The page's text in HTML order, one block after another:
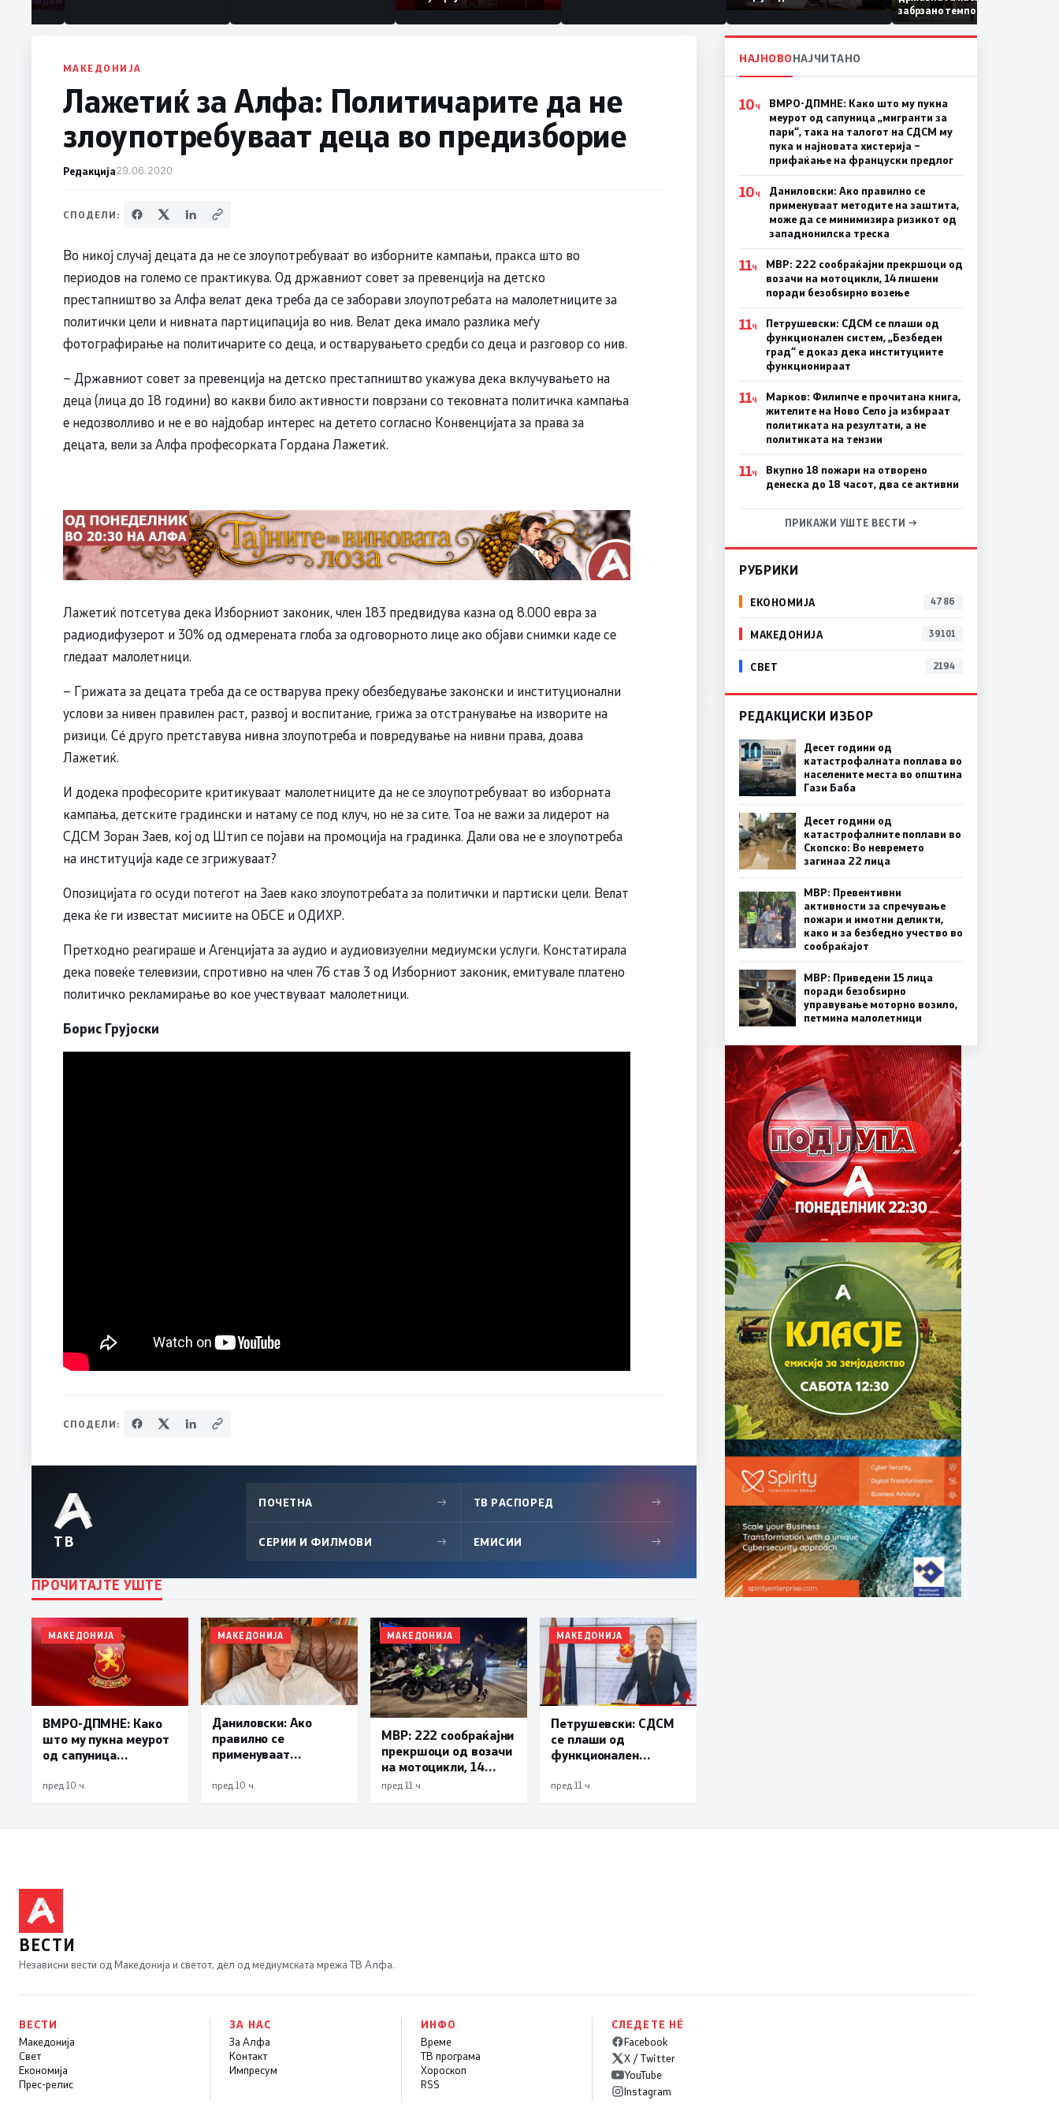
Коридор 8, Македонија
станува раскрсница на
Балканот
забрзано темпо
МАКЕДОНИЈА
Лажетиќ за Алфа: Политичарите да не
злоупотребуваат деца во предизборие
Редакција29.06.2020
СПОДЕЛИ:
Во никој случај децата да не се злоупотребуваат во изборните кампањи, пракса што во
периодов на големо се практикува. Од државниот совет за превенција на детско
престапништво за Алфа велат дека треба да се заборави злоупотребата на малолетниците за
политички цели и нивната партиципација во нив. Велат дека имало разлика меѓу
фотографирање на политичарите со деца, и остварувањето средби со деца и разговор со нив.
– Државниот совет за превенција на детско престапништво укажува дека вклучувањето на
деца (лица до 18 години) во какви било активности поврзани со тековната политичка кампања
е недозволливо и не е во најдобар интерес на детето согласно Конвенцијата за права за
децата, вели за Алфа професорката Гордана Лажетиќ.
Лажетиќ потсетува дека Изборниот законик, член 183 предвидува казна од 8.000 евра за
радиодифузерот и 30% од одмерената глоба за одговорното лице ако објави снимки каде се
гледаат малолетници.
– Грижата за децата треба да се остварува преку обезбедување законски и институционални
услови за нивен правилен раст, развој и воспитание, грижа за отстранување на изворите на
ризици. Сé друго претставува нивна злоупотреба и повредување на нивни права, доава
Лажетиќ.
И додека професорите критикуваат малолетниците да не се злоупотребуваат во изборната
кампања, детските градински и натаму се под клуч, но не за сите. Тоа не важи за лидерот на
СДСМ Зоран Заев, кој од Штип се појави на промоција на градинка. Дали ова не е злоупотреба
на институција каде се згрижуваат?
Опозицијата го осуди потегот на Заев како злоупотребата за политички и партиски цели. Велат
дека ќе ги известат мисиите на ОБСЕ и ОДИХР.
Претходно реагираше и Агенцијата за аудио и аудиовизуелни медиумски услуги. Констатирала
дека повеќе телевизии, спротивно на член 76 став 3 од Изборниот законик, емитувале платено
политичко рекламирање во кое учествуваат малолетници.
Борис Грујоски
СПОДЕЛИ:
ТВ
ПОЧЕТНА → ТВ РАСПОРЕД →
СЕРИИ И ФИЛМОВИ → ЕМИСИИ →
ПРОЧИТАЈТЕ УШТЕ
МАКЕДОНИЈА
ВМРО-ДПМНЕ: Како
што му пукна меурот
од сапуница
така на талогот на
пред 10 ч.
МАКЕДОНИЈА
Даниловски: Ако
правилно се
применуваат
може да се
пред 10 ч.
МАКЕДОНИЈА
МВР: 222 сообраќајни
прекршоци од возачи
на мотоцикли, 14
лишени поради
пред 11 ч.
МАКЕДОНИЈА
Петрушевски: СДСМ
се плаши од
функционален
град“ е доказ дека
пред 11 ч.
НАЈНОВОНАЈЧИТАНО
10Ч
ВМРО-ДПМНЕ: Како што му пукна
меурот од сапуница „мигранти за
пари“, така на талогот на СДСМ му
пука и најновата хистерија –
прифаќање на француски предлог
10Ч
Даниловски: Ако правилно се
применуваат методите на заштита,
може да се минимизира ризикот од
западнонилска треска
11Ч
МВР: 222 сообраќајни прекршоци од
возачи на мотоцикли, 14 лишени
поради безобѕирно возење
11Ч
Петрушевски: СДСМ се плаши од
функционален систем, „Безбеден
град“ е доказ дека институциите
функционираат
11Ч
Марков: Филипче е прочитана книга,
жителите на Ново Село ја избираат
политиката на резултати, а не
политиката на тензии
11Ч
Вкупно 18 пожари на отворено
денеска до 18 часот, два се активни
ПРИКАЖИ УШТЕ ВЕСТИ →
РУБРИКИ
ЕКОНОМИЈА 4786
МАКЕДОНИЈА 39101
СВЕТ 2194
РЕДАКЦИСКИ ИЗБОР
Десет години од
катастрофалната поплава во
населените места во општина
Гази Баба
Десет години од
катастрофалните поплави во
Скопско: Во невремето
загинаа 22 лица
МВР: Превентивни
активности за спречување
пожари и имотни деликти,
како и за безбедно учество во
сообраќајот
МВР: Приведени 15 лица
поради безобѕирно
управување моторно возило,
петмина малолетници
ВЕСТИ
Независни вести од Македонија и светот, дел од медиумската мрежа ТВ Алфа.
ВЕСТИ
Македонија
Свет
Економија
Прес-релис
ЗА НАС
За Алфа
Контакт
Импресум
ИНФО
Време
ТВ програма
Хороскоп
RSS
СЛЕДЕТЕ НÉ
Facebook
X / Twitter
YouTube
Instagram